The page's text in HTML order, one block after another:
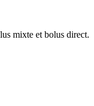
mixte et bolus direct.